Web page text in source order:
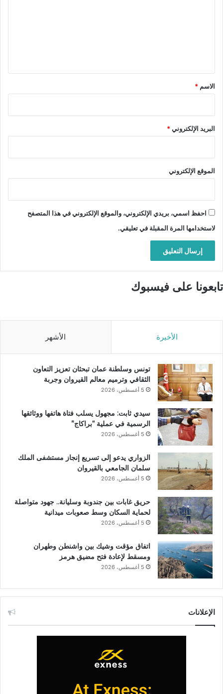
*
الاسم *
البريد الإلكتروني*
الموقع الإلكتروني
احفظ اسمي، بريدي الإلكتروني، والموقع الإلكتروني في هذا المتصفح
لاستخدامها المرة المقبلة في تعليقي.
تابعونا على فيسبوك
الأخيرة الأشهر
تونس وسلطنة عمان تبحثان تعزيز التعاون
الثقافي وترميم معالم القيروان وجربة
5 أغسطس، 2026
سيدي ثابت: مجهول يسلب فتاة هاتفها ووثائقها
الرسمية في عملية “براكاج”
5 أغسطس، 2026
الزواري يدعو إلى تسريع إنجاز مستشفى الملك
سلمان الجامعي بالقيروان
5 أغسطس، 2026
حريق غابات بين جندوبة وسليانة.. جهود متواصلة
لحماية السكان وسط صعوبات ميدانية
5 أغسطس، 2026
اتفاق مؤقت وشيك بين واشنطن وطهران
ومسقط لإعادة فتح مضيق هرمز
5 أغسطس، 2026
الإعلانات